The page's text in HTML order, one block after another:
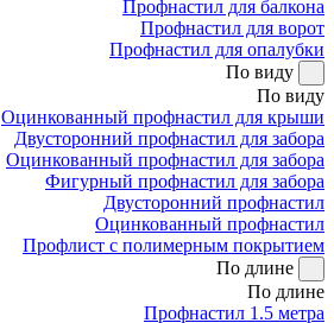
Профнастил для балкона
Профнастил для ворот
Профнастил для опалубки
По виду
По виду
Оцинкованный профнастил для крыши
Двусторонний профнастил для забора
Оцинкованный профнастил для забора
Фигурный профнастил для забора
Двусторонний профнастил
Оцинкованный профнастил
Профлист с полимерным покрытием
По длине
По длине
Профнастил 1.5 метра